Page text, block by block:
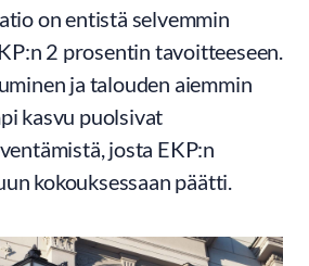
on entistä selvemmin
2 prosentin tavoitteeseen.
ja talouden aiemmin
kasvu puolsivat
josta EKP:n
kokouksessaan päätti.